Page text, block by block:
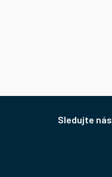
Sledujte nás